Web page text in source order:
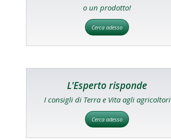
o un prodotto!
Cerca adesso
L'Esperto risponde
I consigli di Terra e Vita agli agricoltori
Cerca adesso